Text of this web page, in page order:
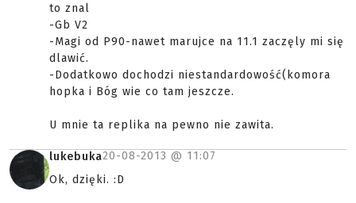
to znal
-Gb V2
-Magi od P90-nawet marujce na 11.1 zaczęly mi się
dlawić.
-Dodatkowo dochodzi niestandardowość(komora
hopka i Bóg wie co tam jeszcze.
U mnie ta replika na pewno nie zawita.
lukebuka20-08-2013 @ 11:07
Ok, dzięki. :D